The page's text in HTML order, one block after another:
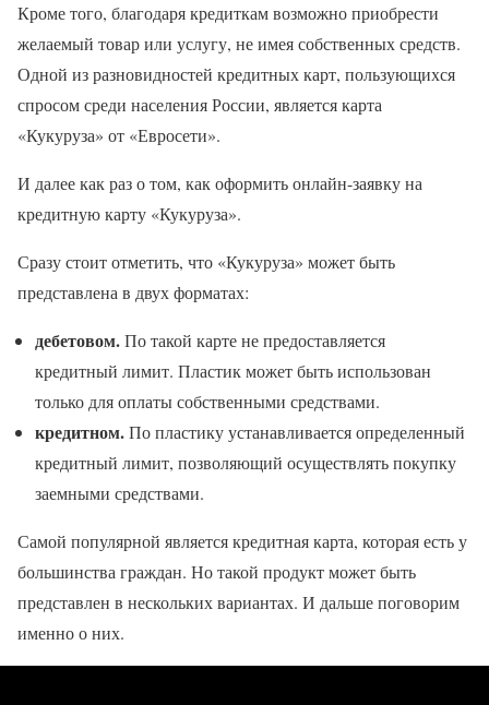
Кроме того, благодаря кредиткам возможно приобрести
желаемый товар или услугу, не имея собственных средств.
Одной из разновидностей кредитных карт, пользующихся
спросом среди населения России, является карта
«Кукуруза» от «Евросети».
И далее как раз о том, как оформить онлайн-заявку на
кредитную карту «Кукуруза».
Сразу стоит отметить, что «Кукуруза» может быть
представлена в двух форматах:
дебетовом.По такой карте не предоставляется
кредитный лимит. Пластик может быть использован
только для оплаты собственными средствами.
кредитном.По пластику устанавливается определенный
кредитный лимит, позволяющий осуществлять покупку
заемными средствами.
Самой популярной является кредитная карта, которая есть у
большинства граждан. Но такой продукт может быть
представлен в нескольких вариантах. И дальше поговорим
именно о них.